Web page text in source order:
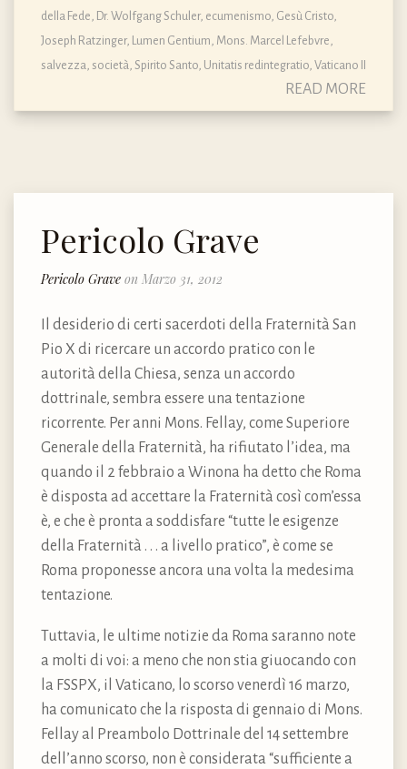
della Fede, Dr. Wolfgang Schuler, ecumenismo, Gesù Cristo,
Joseph Ratzinger, Lumen Gentium, Mons. Marcel Lefebvre,
salvezza, società, Spirito Santo, Unitatis redintegratio, Vaticano II
READ MORE
Pericolo Grave
Pericolo Grave on Marzo 31, 2012
Il desiderio di certi sacerdoti della Fraternità San
Pio X di ricercare un accordo pratico con le
autorità della Chiesa, senza un accordo
dottrinale, sembra essere una tentazione
ricorrente. Per anni Mons. Fellay, come Superiore
Generale della Fraternità, ha rifiutato l’idea, ma
quando il 2 febbraio a Winona ha detto che Roma
è disposta ad accettare la Fraternità così com’essa
è, e che è pronta a soddisfare “tutte le esigenze
della Fraternità . . . a livello pratico”, è come se
Roma proponesse ancora una volta la medesima
tentazione.
Tuttavia, le ultime notizie da Roma saranno note
a molti di voi: a meno che non stia giuocando con
la FSSPX, il Vaticano, lo scorso venerdì 16 marzo,
ha comunicato che la risposta di gennaio di Mons.
Fellay al Preambolo Dottrinale del 14 settembre
dell’anno scorso, non è considerata “sufficiente a